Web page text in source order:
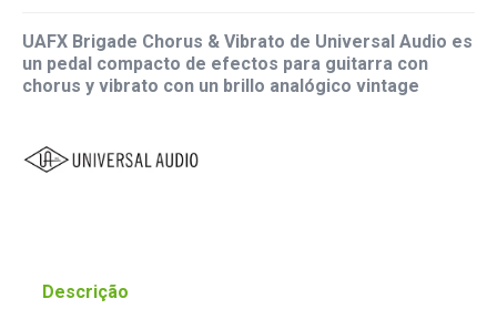
UAFX Brigade Chorus & Vibrato de Universal Audio es
un pedal compacto de efectos para guitarra con
chorus y vibrato con un brillo analógico vintage
Descrição